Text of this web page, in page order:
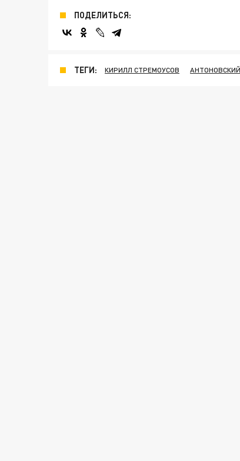
ПОДЕЛИТЬСЯ:
ТЕГИ: КИРИЛЛ СТРЕМОУСОВ